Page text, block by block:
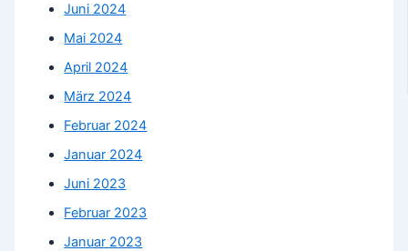
Juni 2024
Mai 2024
April 2024
März 2024
Februar 2024
Januar 2024
Juni 2023
Februar 2023
Januar 2023